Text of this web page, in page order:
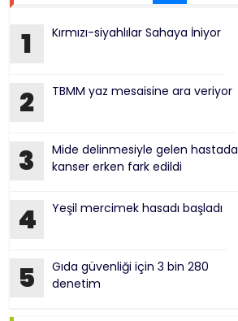
1 Kırmızı-siyahlılar Sahaya İniyor
2 TBMM yaz mesaisine ara veriyor
3
Mide delinmesiyle gelen hastada
kanser erken fark edildi
4 Yeşil mercimek hasadı başladı
5
Gıda güvenliği için 3 bin 280
denetim